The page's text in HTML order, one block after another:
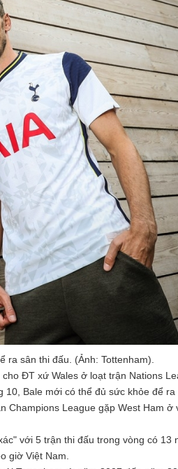
sân thi đấu. (Ảnh: Tottenham).
ĐT xứ Wales ở loạt trận Nations
Bale mới có thể đủ sức khỏe để ra
Champions League gặp West Ham ở
với 5 trận thi đấu trong vòng có 13
giờ Việt Nam.